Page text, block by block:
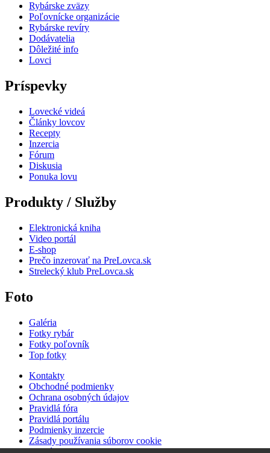
Rybárske zväzy
Poľovnícke organizácie
Rybárske revíry
Dodávatelia
Dôležité info
Lovci
Príspevky
Lovecké videá
Články lovcov
Recepty
Inzercia
Fórum
Diskusia
Ponuka lovu
Produkty / Služby
Elektronická kniha
Video portál
E-shop
Prečo inzerovať na PreLovca.sk
Strelecký klub PreLovca.sk
Foto
Galéria
Fotky rybár
Fotky poľovník
Top fotky
Kontakty
Obchodné podmienky
Ochrana osobných údajov
Pravidlá fóra
Pravidlá portálu
Podmienky inzercie
Zásady používania súborov cookie